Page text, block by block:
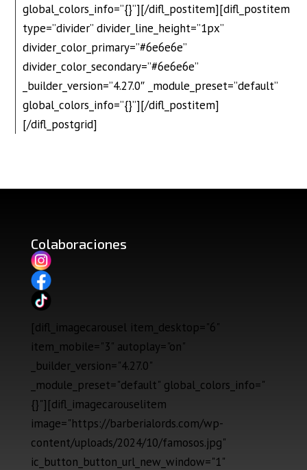
global_colors_info=”{}”][/difl_postitem][difl_postitem
type=”divider” divider_line_height=”1px”
divider_color_primary=”#6e6e6e”
divider_color_secondary=”#6e6e6e”
_builder_version=”4.27.0″ _module_preset=”default”
global_colors_info=”{}”][/difl_postitem]
[/difl_postgrid]
Colaboraciones
[difl_imagecarousel item_desktop="6"
item_mobile="3" autoplay="on"
_builder_version="4.27.0"
_module_preset="default" global_colors_info="
{}"][difl_imagecarouselitem
image="https://barberialords.com/wp-
content/uploads/2024/10/famosos.jpg"
ic_button_button_url_new_window="1"